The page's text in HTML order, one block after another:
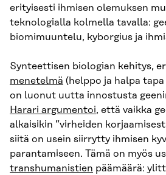
erityisesti ihmisen olemuksen
teknologialla kolmella tavalla:
biomimuuntelu, kyborgius ja
Synteettisen biologian kehitys,
menetelmä (helppo ja halpa
on luonut uutta innostusta
Harari argumentoi, että vaikka
alkaisikin ”virheiden
siitä on usein siirrytty ihmisen
parantamiseen. Tämä on myös
transhumanistien päämäärä: